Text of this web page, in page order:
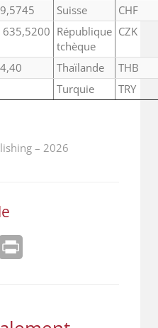
Suisse
CHF
635,5200 République
tchèque
CZK
Thaïlande
THB
Turquie
TRY
– 2026
WhatsApp